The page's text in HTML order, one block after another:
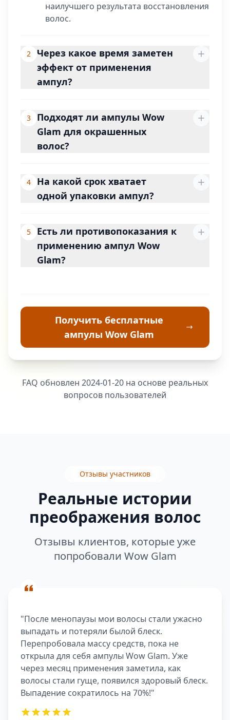
наилучшего результата восстановления
волос.
2
Через какое время заметен
эффект от применения
ампул?
3
Подходят ли ампулы Wow
Glam для окрашенных
волос?
4
На какой срок хватает
одной упаковки ампул?
5
Есть ли противопоказания к
применению ампул Wow
Glam?
Получить бесплатные
ампулы Wow Glam
FAQ обновлен 2024-01-20 на основе реальных
вопросов пользователей
Отзывы участников
Реальные истории
преображения волос
Отзывы клиентов, которые уже
попробовали Wow Glam
"После менопаузы мои волосы стали ужасно
выпадать и потеряли былой блеск.
Перепробовала массу средств, пока не
открыла для себя ампулы Wow Glam. Уже
через месяц применения заметила, как
волосы стали гуще, появился здоровый блеск.
Выпадение сократилось на 70%!"